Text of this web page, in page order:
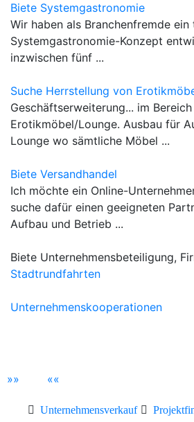
Biete Systemgastronomie
Wir haben als Branchenfremde ein
Systemgastronomie-Konzept
inzwischen fünf ...
Suche Herrstellung von
Geschäftserweiterung... im Bereich
Erotikmöbel/Lounge. Ausbau für
Lounge wo sämtliche Möbel ...
Biete Versandhandel
Ich möchte ein Online-
suche dafür einen geeigneten
Aufbau und Betrieb ...
Biete Unternehmensbeteiligung,
Stadtrundfahrten
Unternehmenskooperationen
»» ««
Unternehmensverkauf